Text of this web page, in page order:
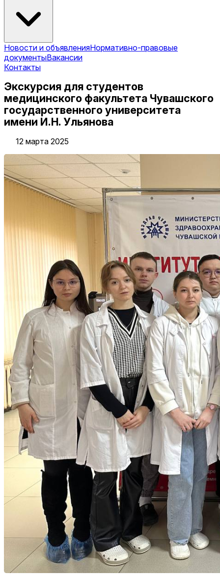
Новости и объявленияНормативно-правовые
документыВакансии
Контакты
Экскурсия для студентов
медицинского факультета Чувашского
государственного университета
имени И.Н. Ульянова
12 марта 2025